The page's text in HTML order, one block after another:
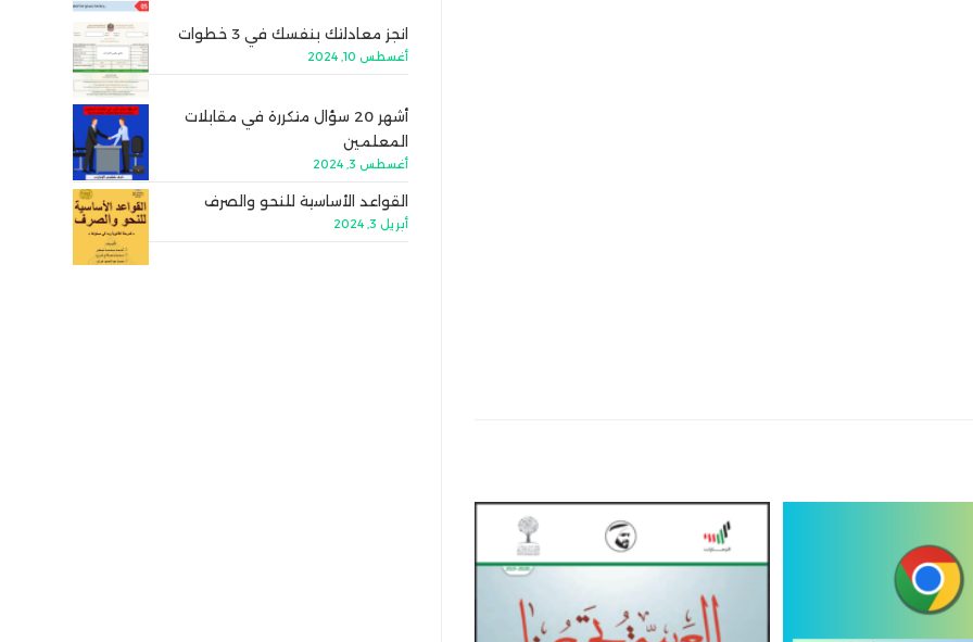
انجز معادلتك بنفسك في 3 خطوات
أغسطس 10, 2024
أشهر 20 سؤال متكررة في مقابلات
المعلمين
أغسطس 3, 2024
القواعد الأساسية للنحو والصرف
أبريل 3, 2024